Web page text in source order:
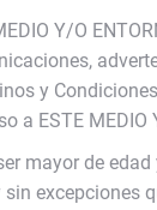
Y/O
y
a ESTE
mayor de
excepciones